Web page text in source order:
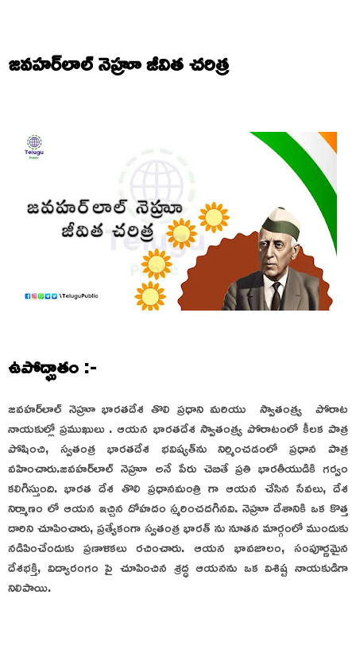
జవహర్‌లాల్ నెహ్రూ జీవిత చరిత్ర
ఉపోద్ఘాతం :-
జవహర్‌లాల్ నెహ్రూ భారతదేశ తొలి ప్రధాని మరియు స్వాతంత్ర్య పోరాట
నాయకుల్లో ప్రముఖులు . ఆయన భారతదేశ స్వాతంత్ర్య పోరాటంలో కీలక పాత్ర
పోషించి, స్వతంత్ర భారతదేశ భవిష్యత్‌ను నిర్మించడంలో ప్రధాన పాత్ర
వహించారు.జవహర్‌లాల్ నెహ్రూ అనే పేరు చెబితే ప్రతి భారతీయుడికి గర్వం
కలిగిస్తుంది. భారత దేశ తొలి ప్రధానమంత్రి గా ఆయన చేసిన సేవలు, దేశ
నిర్మాణం లో ఆయన ఇచ్చిన దోహదం స్మరించదగినవి. నెహ్రూ దేశానికి ఒక కొత్త
దారిని చూపించారు, ప్రత్యేకంగా స్వతంత్ర భారత్ ను నూతన మార్గంలో ముందుకు
నడిపించేందుకు ప్రణాళికలు రచించారు. ఆయన భావజాలం, సంపూర్ణమైన
దేశభక్తి, విద్యారంగం పై చూపించిన శ్రద్ధ ఆయనను ఒక విశిష్ట నాయకుడిగా
నిలిపాయి.